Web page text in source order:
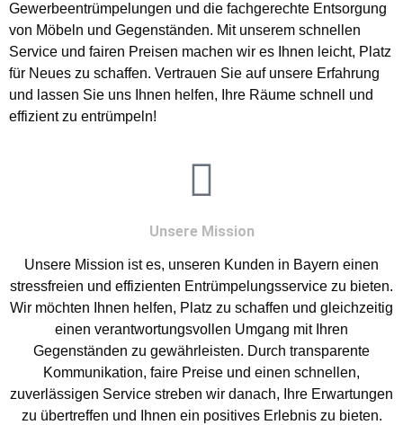
Gewerbeentrümpelungen und die fachgerechte Entsorgung
von Möbeln und Gegenständen. Mit unserem schnellen
Service und fairen Preisen machen wir es Ihnen leicht, Platz
für Neues zu schaffen. Vertrauen Sie auf unsere Erfahrung
und lassen Sie uns Ihnen helfen, Ihre Räume schnell und
effizient zu entrümpeln!
Unsere Mission
Unsere Mission ist es, unseren Kunden in Bayern einen
stressfreien und effizienten Entrümpelungsservice zu bieten.
Wir möchten Ihnen helfen, Platz zu schaffen und gleichzeitig
einen verantwortungsvollen Umgang mit Ihren
Gegenständen zu gewährleisten. Durch transparente
Kommunikation, faire Preise und einen schnellen,
zuverlässigen Service streben wir danach, Ihre Erwartungen
zu übertreffen und Ihnen ein positives Erlebnis zu bieten.